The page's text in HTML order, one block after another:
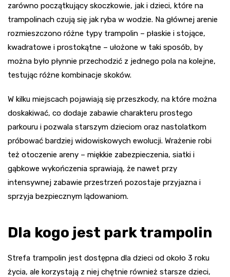
zarówno początkujący skoczkowie, jak i dzieci, które na
trampolinach czują się jak ryba w wodzie. Na głównej arenie
rozmieszczono różne typy trampolin – płaskie i stojące,
kwadratowe i prostokątne – ułożone w taki sposób, by
można było płynnie przechodzić z jednego pola na kolejne,
testując różne kombinacje skoków.
W kilku miejscach pojawiają się przeszkody, na które można
doskakiwać, co dodaje zabawie charakteru prostego
parkouru i pozwala starszym dzieciom oraz nastolatkom
próbować bardziej widowiskowych ewolucji. Wrażenie robi
też otoczenie areny – miękkie zabezpieczenia, siatki i
gąbkowe wykończenia sprawiają, że nawet przy
intensywnej zabawie przestrzeń pozostaje przyjazna i
sprzyja bezpiecznym lądowaniom.
Dla kogo jest park trampolin
Strefa trampolin jest dostępna dla dzieci od około 3 roku
życia, ale korzystają z niej chętnie również starsze dzieci,